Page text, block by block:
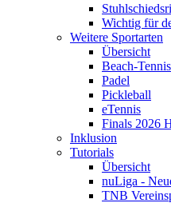
Wichtig für
Weitere Sportarten
Übersicht
Beach-Tennis
Padel
Pickleball
eTennis
Finals 2026
Inklusion
Tutorials
Übersicht
nuLiga -
TNB